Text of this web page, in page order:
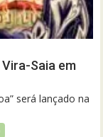
Saia em
será lançado na